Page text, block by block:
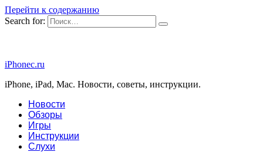
Перейти к содержанию
Search for:
iPhonec.ru
iPhone, iPad, Mac. Новости, советы, инструкции.
Новости
Обзоры
Игры
Инструкции
Слухи